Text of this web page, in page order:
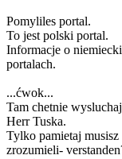
Pomyliles portal.
To jest polski portal.
Informacje o
portalach.
...ćwok...
Tam chetnie
Herr Tuska.
Tylko pamietaj
zrozumieli-